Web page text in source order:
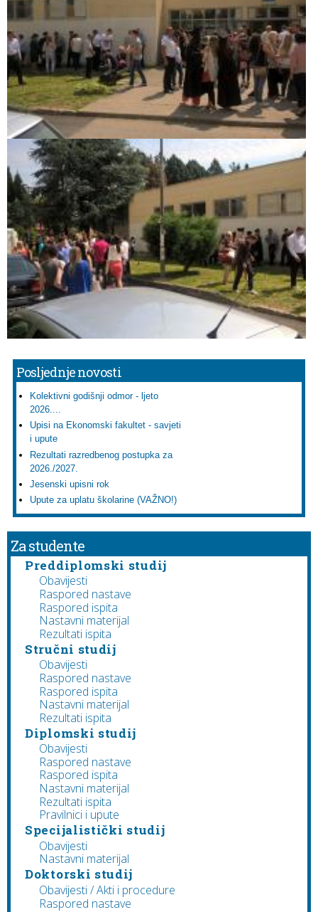
Posljednje novosti
Kolektivni godišnji odmor - ljeto
2026....
Upisi na Ekonomski fakultet - savjeti
i upute
Rezultati razredbenog postupka za
2026./2027.
Jesenski upisni rok
Upute za uplatu školarine (VAŽNO!)
Za studente
Preddiplomski studij
Obavijesti
Raspored nastave
Raspored ispita
Nastavni materijal
Rezultati ispita
Stručni studij
Obavijesti
Raspored nastave
Raspored ispita
Nastavni materijal
Rezultati ispita
Diplomski studij
Obavijesti
Raspored nastave
Raspored ispita
Nastavni materijal
Rezultati ispita
Pravilnici i upute
Specijalistički studij
Obavijesti
Nastavni materijal
Doktorski studij
Obavijesti / Akti i procedure
Raspored nastave